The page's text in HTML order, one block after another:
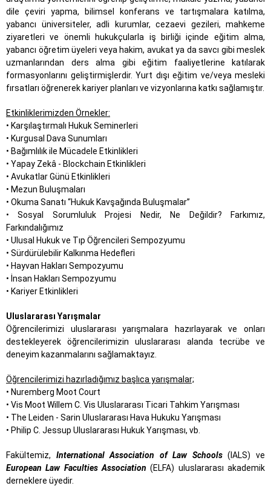
dile çeviri yapma, bilimsel konferans ve tartışmalara katılma,
yabancı üniversiteler, adli kurumlar, cezaevi gezileri, mahkeme
ziyaretleri ve önemli hukukçularla iş birliği içinde eğitim alma,
yabancı öğretim üyeleri veya hakim, avukat ya da savcı gibi meslek
uzmanlarından ders alma gibi eğitim faaliyetlerine katılarak
formasyonlarını geliştirmişlerdir. Yurt dışı eğitim ve/veya mesleki
fırsatları öğrenerek kariyer planları ve vizyonlarına katkı sağlamıştır.
Etkinliklerimizden Örnekler:
• Karşılaştırmalı Hukuk Seminerleri
• Kurgusal Dava Sunumları
• Bağımlılık ile Mücadele Etkinlikleri
• Yapay Zekâ - Blockchain Etkinlikleri
• Avukatlar Günü Etkinlikleri
• Mezun Buluşmaları
• Okuma Sanatı “Hukuk Kavşağında Buluşmalar’’
• Sosyal Sorumluluk Projesi Nedir, Ne Değildir? Farkımız,
Farkındalığımız
• Ulusal Hukuk ve Tıp Öğrencileri Sempozyumu
• Sürdürülebilir Kalkınma Hedefleri
• Hayvan Hakları Sempozyumu
• İnsan Hakları Sempozyumu
• Kariyer Etkinlikleri
Uluslararası Yarışmalar
Öğrencilerimizi uluslararası yarışmalara hazırlayarak ve onları
destekleyerek öğrencilerimizin uluslararası alanda tecrübe ve
deneyim kazanmalarını sağlamaktayız.
Öğrencilerimizi hazırladığımız başlıca yarışmalar;
• Nuremberg Moot Court
• Vis Moot Willem C. Vis Uluslararası Ticari Tahkim Yarışması
• The Leiden - Sarin Uluslararası Hava Hukuku Yarışması
• Philip C. Jessup Uluslararası Hukuk Yarışması, vb.
Fakültemiz, International Association of Law Schools(IALS) ve
European Law Faculties Association (ELFA) uluslararası akademik
derneklere üyedir.